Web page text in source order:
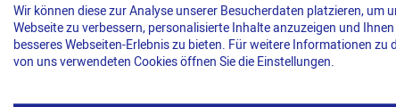
Zertifiziert durch den TÜV NORD:
ausschließlich mit Ökostrom, der zu
Anlagen regenerativer Stromerzeugung
Wir können diese zur Analyse unserer Besucherdaten platzieren, um
Webseite zu verbessern, personalisierte Inhalte anzuzeigen und Ihnen
besseres Webseiten-Erlebnis zu bieten. Für weitere Informationen zu
von uns verwendeten Cookies öffnen Sie die Einstellungen.